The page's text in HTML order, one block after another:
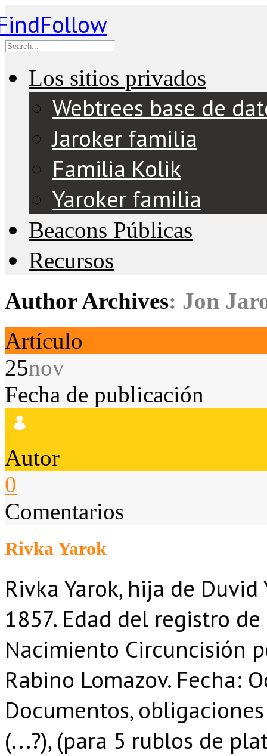
Los sitios privados
Webtrees base de
Jaroker familia
Familia Kolik
Yaroker familia
Beacons Públicas
Recursos
Author Archives: Jon
Artículo
25nov
Fecha de publicación
Autor
0
Comentarios
Rivka Yarok
Rivka Yarok, hija de
1857. Edad del registro
Nacimiento Circuncisión
Rabino Lomazov. Fecha:
Documentos,
(...?), (para 5 rublos de